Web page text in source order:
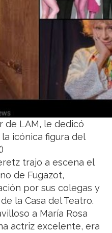
de LAM, le dedicó
icónica figura del
trajo a escena el
de Fugazot,
por sus colegas y
la Casa del Teatro.
a María Rosa
actriz excelente, era